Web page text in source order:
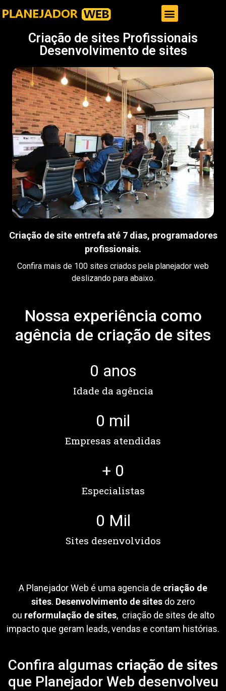
Criação de sites Profissionais
Desenvolvimento de sites
Criação de site entrefa até 7 dias, programadores
profissionais.
Confira mais de 100 sites criados pela planejador web
deslizando para abaixo.
Nossa experiência como
agência de criação de sites
Idade da agência
0 anos
Empresas atendidas
0 mil
Especialistas
+ 0
Sites desenvolvidos
0 Mil
A Planejador Web é uma agencia de criação de
sites. Desenvolvimento de sites do zero
ou reformulação de sites, criação de sites de alto
impacto que geram leads, vendas e contam histórias.
Confira algumas criação de sites
que Planejador Web desenvolveu